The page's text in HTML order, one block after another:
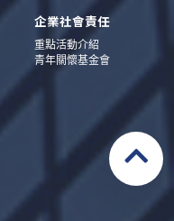
企業社會責任
重點活動介紹
青年關懷基金會